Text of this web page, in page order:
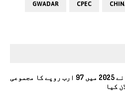
CPEC
GWADAR
پی ٹی سی ایل نے 2025 میں 97 ارب روپے کا مجموعی
کیا